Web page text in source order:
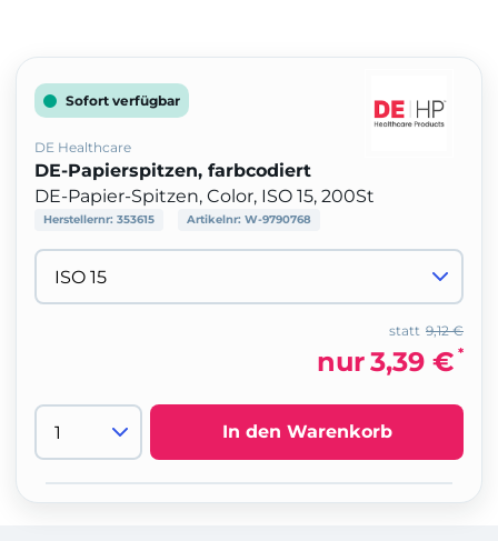
Sofort verfügbar
DE Healthcare
DE-Papierspitzen, farbcodiert
DE-Papier-Spitzen, Color, ISO 15, 200St
Herstellernr: 353615 Artikelnr: W-9790768
9,12 €
statt
nur3,39 € *
In den Warenkorb